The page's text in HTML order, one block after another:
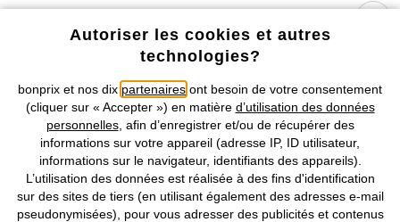
Retrouvez bonprix sur
Prix indiqués TVA comprise avec en susfrais de port & de service
CGV Données personnelles Paramètres des cookies
Autoriser les cookies et autres
technologies?
bonprix et nos dix partenaires ont besoin de votre consentement
(cliquer sur « Accepter ») en matière d’utilisation des données
personnelles, afin d’enregistrer et/ou de récupérer des
informations sur votre appareil (adresse IP, ID utilisateur,
informations sur le navigateur, identifiants des appareils).
L’utilisation des données est réalisée à des fins d'identification
sur des sites de tiers (en utilisant également des adresses e-mail
pseudonymisées), pour vous adresser des publicités et contenus